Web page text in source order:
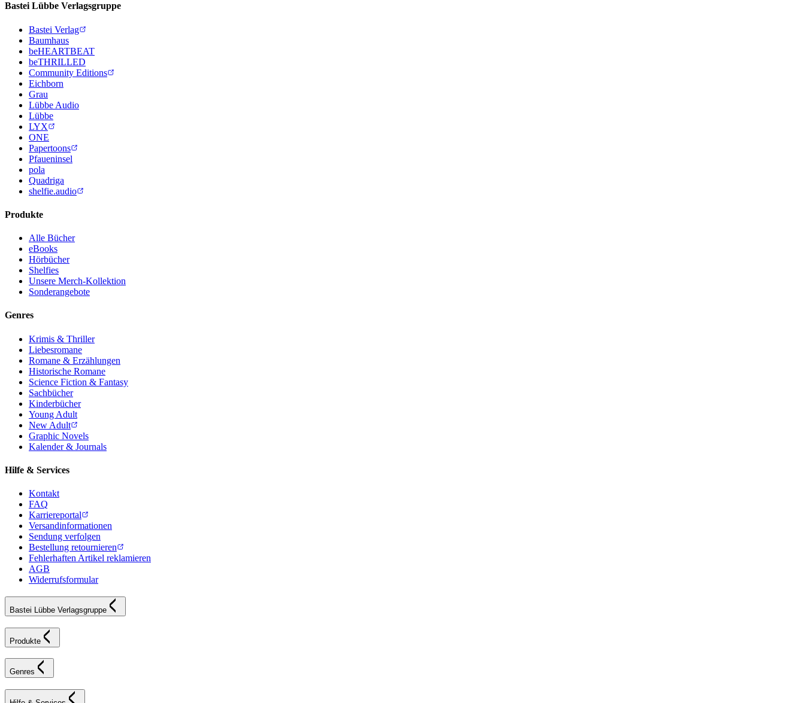
Bastei Lübbe Verlagsgruppe
Bastei Verlag
Baumhaus
beHEARTBEAT
beTHRILLED
Community Editions
Eichborn
Grau
Lübbe Audio
Lübbe
LYX
ONE
Papertoons
Pfaueninsel
pola
Quadriga
shelfie.audio
Produkte
Alle Bücher
eBooks
Hörbücher
Shelfies
Unsere Merch-Kollektion
Sonderangebote
Genres
Krimis & Thriller
Liebesromane
Romane & Erzählungen
Historische Romane
Science Fiction & Fantasy
Sachbücher
Kinderbücher
Young Adult
New Adult
Graphic Novels
Kalender & Journals
Hilfe & Services
Kontakt
FAQ
Karriereportal
Versandinformationen
Sendung verfolgen
Bestellung retournieren
Fehlerhaften Artikel reklamieren
AGB
Widerrufsformular
Bastei Lübbe Verlagsgruppe
Produkte
Genres